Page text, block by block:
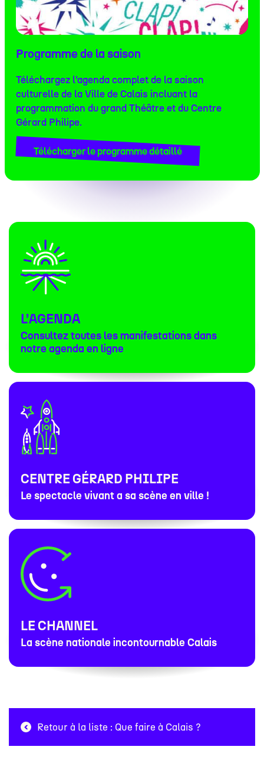
Programme de la saison
Téléchargez l’agenda complet de la saison
culturelle de la Ville de Calais incluant la
programmation du grand Théâtre et du Centre
Gérard Philipe.
Télécharger le programme détaillé
L’AGENDA
Consultez toutes les manifestations dans
notre agenda en ligne
CENTRE GÉRARD PHILIPE
Le spectacle vivant a sa scène en ville !
LE CHANNEL
La scène nationale incontournable Calais
Retour à la liste : Que faire à Calais ?
#
#
#